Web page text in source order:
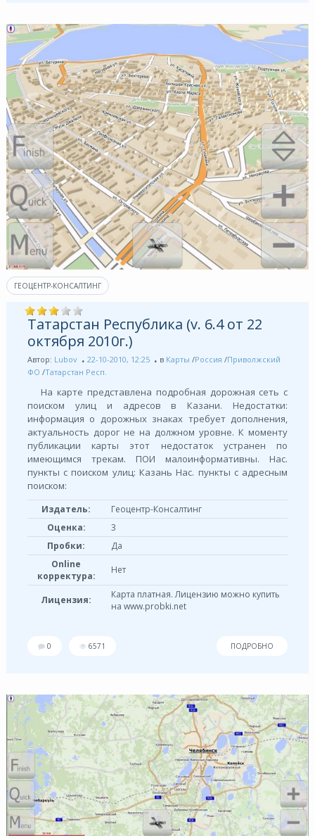
ГЕОЦЕНТР-КОНСАЛТИНГ
Татарстан Республика (v. 6.4 от 22
октября 2010г.)
Автор: Lubov 22-10-2010, 12:25 в Карты /Россия /Приволжский
ФО /Татарстан Респ.
На карте представлена подробная дорожная сеть с
поиском улиц и адресов в Казани. Недостатки:
информация о дорожных знаках требует дополнения,
актуальность дорог не на должном уровне. К моменту
публикации карты этот недостаток устранен по
имеющимся трекам. ПОИ малоинформативны. Нас.
пункты с поиском улиц: Казань Нас. пункты с адресным
поиском:
Издатель:
Геоцентр-Консалтинг
Оценка:
3
Пробки:
Да
Online
корректура:
Нет
Лицензия:
Карта платная. Лицензию можно купить
на www.probki.net
0 6571 ПОДРОБНО